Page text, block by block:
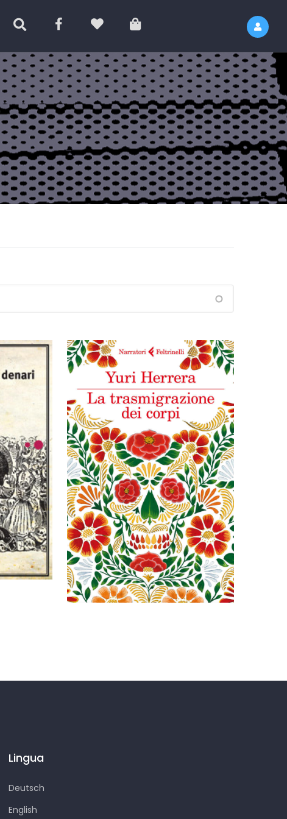
La trasmigrazione dei
corpi
Lingua
Deutsch
English